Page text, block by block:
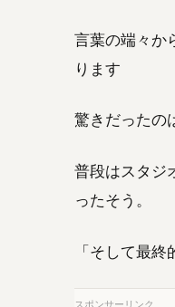
言葉の端々か
ります
驚きだったの
普段はスタジ
ったそう。
「そして最